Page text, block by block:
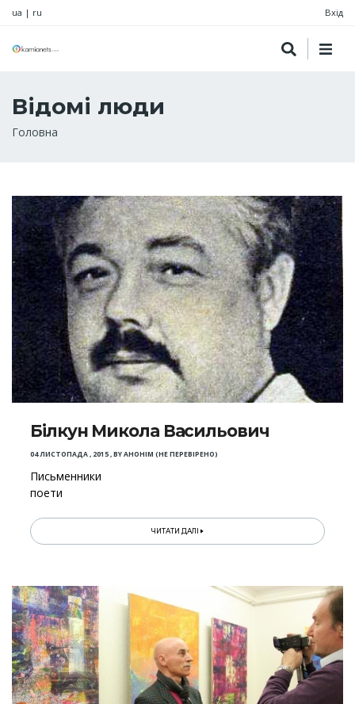
ua | ru Вхід
Відомі люди
Рядок
Головна
Білкун Микола Васильович
04 ЛИСТОПАДА , 2015,BYАНОНІМ (НЕ ПЕРЕВІРЕНО)
Письменники
поети
ЧИТАТИ ДАЛІ